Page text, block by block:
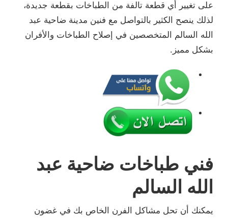
على تغيير أي قطعة تالفة من الطباخات بقطعة جديدة،
لذلك ينصح الكثير بالتواصل مع فنين مدينة ضاحية عبد
الله السالم المتخصصين في إصلاح الطباخات والأفران
بشكل مميز.
فني طباخات ضاحية عبد
الله السالم
يمكنك أن تحل مشاكل الفرن الخاص بك في غضون